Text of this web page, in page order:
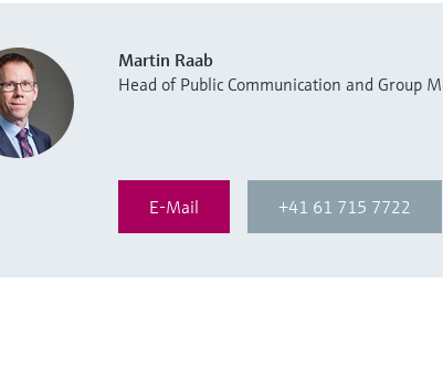
Martin Raab
Head of Public Communication and Group
E-Mail +41 61 715 7722